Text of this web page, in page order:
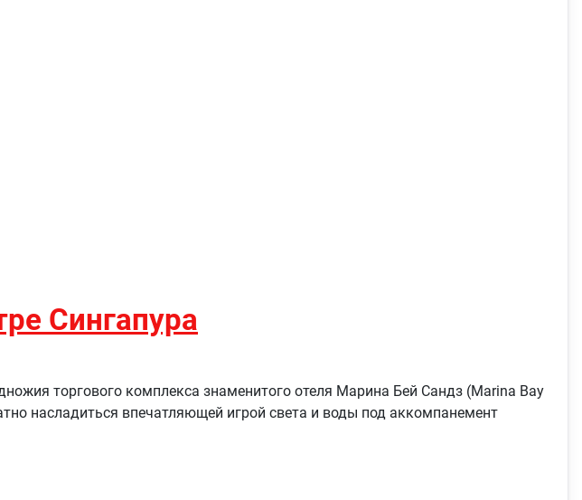
Сингапура
торгового комплекса знаменитого отеля Марина Бей Сандз (Marina Bay
насладиться впечатляющей игрой света и воды под аккомпанемент